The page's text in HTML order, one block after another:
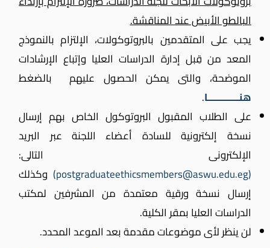
البالطو الأبيض عند المناقشة.
يجب على المتقدمين بالبروتوكولات، الإلتزام بالنموذج
المعد من قِبل إدارة الدراسات العليا وإتباع الإرشادات
الموضحة، والتى يمكن الحصول عليهم بالضغط
هنـــــــــــــا.
على الطلاب المقبول البروتوكول الخاص بهم إرسال
نسخة إلكترونية للسادة أعضاء اللجنة عبر البريد
الإلكترونى التالى:
(postgraduateethicsmembers@aswu.edu.eg)
وكذلك
إرسال نسخة ورقية معتمدة من المشرفين لمكتب
الدراسات العليا بمقر الكلية.
لن ينظر لأى موضوعات مقدمة بعد الموعد المحدد.